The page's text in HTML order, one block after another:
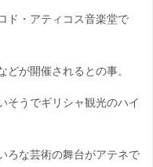
ド・アティコス音楽堂で
どが開催されるとの事。
そうでギリシャ観光のハイ
ろな芸術の舞台がアテネで